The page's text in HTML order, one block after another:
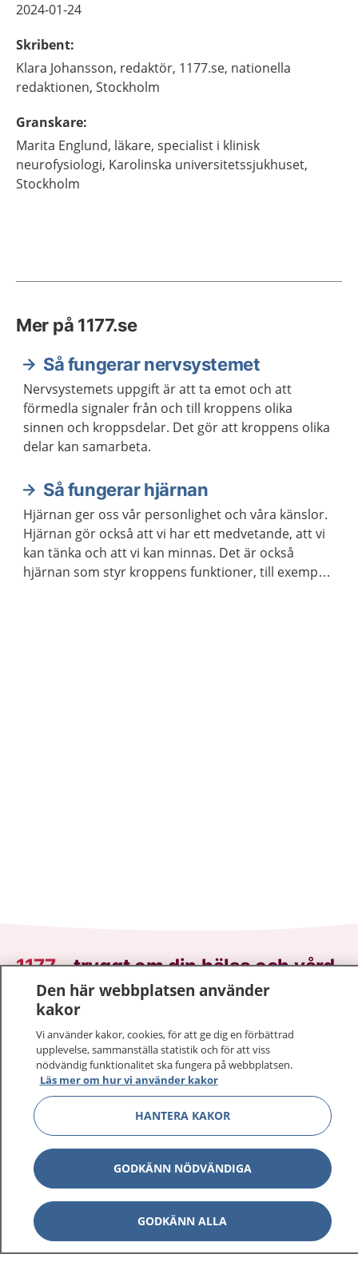
2024-01-24
Skribent:
Klara Johansson, redaktör, 1177.se, nationella
redaktionen, Stockholm
Granskare:
Marita Englund, läkare, specialist i klinisk
neurofysiologi, Karolinska universitetssjukhuset,
Stockholm
Mer på 1177.se
Så fungerar nervsystemet
Nervsystemets uppgift är att ta emot och att
förmedla signaler från och till kroppens olika
sinnen och kroppsdelar. Det gör att kroppens olika
delar kan samarbeta.
Så fungerar hjärnan
Hjärnan ger oss vår personlighet och våra känslor.
Hjärnan gör också att vi har ett medvetande, att vi
kan tänka och att vi kan minnas. Det är också
hjärnan som styr kroppens funktioner, till exempel
1177–tryggt om din hälsa och vård
På 1177.se får du råd om hälsa och information om
Logga in för att läsa din journal och göra dina
vårdärenden. Ring telefonnummer 1177 för
sjukvårdsrådgivning dygnet runt.
1177 ger dig råd när du vill må bättre.
1177 på flera språk Visa
Om 1177 Visa
Den här webbplatsen använder
kakor
Vi använder kakor, cookies, för att ge dig en förbättrad
upplevelse, sammanställa statistik och för att viss
nödvändig funktionalitet ska fungera på webbplatsen.
Läs mer om hur vi använder kakor
HANTERA KAKOR
GODKÄNN NÖDVÄNDIGA
GODKÄNN ALLA